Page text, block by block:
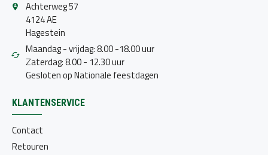
Achterweg 57
4124 AE
Hagestein
Maandag - vrijdag: 8.00 -18.00 uur
Zaterdag: 8.00 - 12.30 uur
Gesloten op Nationale feestdagen
KLANTENSERVICE
Contact
Retouren